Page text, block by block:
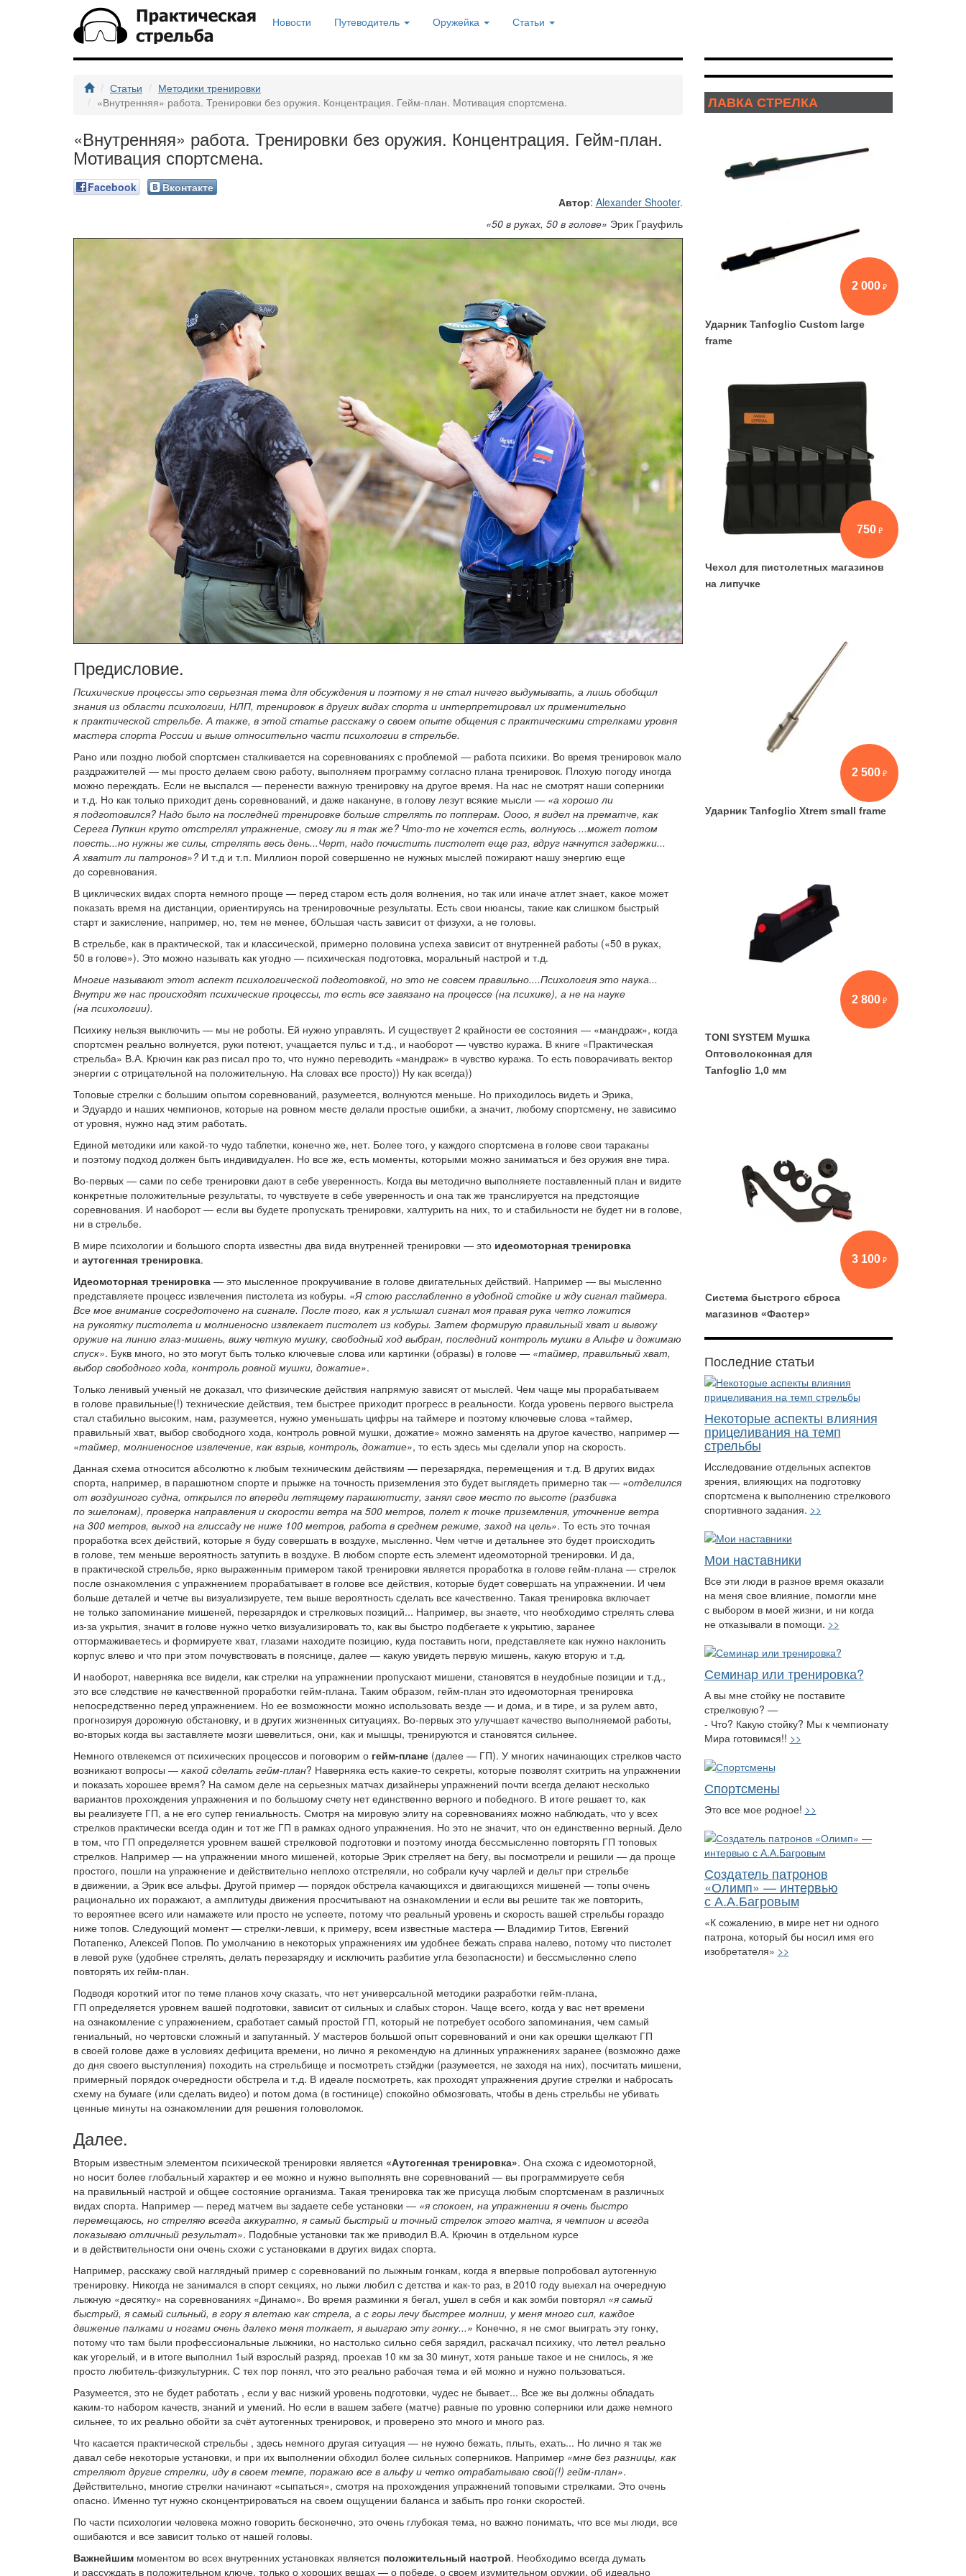
Новости Путеводитель Оружейка Статьи
Статьи
Методики тренировки
«Внутренняя» работа. Тренировки без оружия. Концентрация. Гейм-план. Мотивация спортсмена.
«Внутренняя» работа. Тренировки без оружия. Концентрация. Гейм-план.
Мотивация спортсмена.
Facebook
Вконтакте
Автор: Alexander Shooter.
«50 в руках, 50 в голове» Эрик Грауфиль
Предисловие.
Психические процессы это серьезная тема для обсуждения и поэтому я не стал ничего выдумывать, а лишь обобщил
знания из области психологии, НЛП, тренировок в других видах спорта и интерпретировал их применительно
к практической стрельбе. А также, в этой статье расскажу о своем опыте общения с практическими стрелками уровня
мастера спорта России и выше относительно части психологии в стрельбе.
Рано или поздно любой спортсмен сталкивается на соревнованиях с проблемой — работа психики. Во время тренировок мало
раздражителей — мы просто делаем свою работу, выполняем программу согласно плана тренировок. Плохую погоду иногда
можно переждать. Если не выспался — перенести важную тренировку на другое время. На нас не смотрят наши соперники
и т.д. Но как только приходит день соревнований, и даже накануне, в голову лезут всякие мысли — «а хорошо ли
я подготовился? Надо было на последней тренировке больше стрелять по попперам. Оооо, я видел на прематче, как
Серега Пупкин круто отстрелял упражнение, смогу ли я так же? Что-то не хочется есть, волнуюсь ...может потом
поесть...но нужны же силы, стрелять весь день...Черт, надо почистить пистолет еще раз, вдруг начнутся задержки...
А хватит ли патронов»? И т.д и т.п. Миллион порой совершенно не нужных мыслей пожирают нашу энергию еще
до соревнования.
В циклических видах спорта немного проще — перед старом есть доля волнения, но так или иначе атлет знает, какое может
показать время на дистанции, ориентируясь на тренировочные результаты. Есть свои нюансы, такие как слишком быстрый
старт и закисление, например, но, тем не менее, бОльшая часть зависит от физухи, а не головы.
В стрельбе, как в практической, так и классической, примерно половина успеха зависит от внутренней работы («50 в руках,
50 в голове»). Это можно называть как угодно — психическая подготовка, моральный настрой и т.д.
Многие называют этот аспект психологической подготовкой, но это не совсем правильно....Психология это наука...
Внутри же нас происходят психические процессы, то есть все завязано на процессе (на психике), а не на науке
(на психологии).
Психику нельзя выключить — мы не роботы. Ей нужно управлять. И существует 2 крайности ее состояния — «мандраж», когда
спортсмен реально волнуется, руки потеют, учащается пульс и т.д., и наоборот — чувство куража. В книге «Практическая
стрельба» В.А. Крючин как раз писал про то, что нужно переводить «мандраж» в чувство куража. То есть поворачивать вектор
энергии с отрицательной на положительную. На словах все просто)) Ну как всегда))
Топовые стрелки с большим опытом соревнований, разумеется, волнуются меньше. Но приходилось видеть и Эрика,
и Эдуардо и наших чемпионов, которые на ровном месте делали простые ошибки, а значит, любому спортсмену, не зависимо
от уровня, нужно над этим работать.
Единой методики или какой-то чудо таблетки, конечно же, нет. Более того, у каждого спортсмена в голове свои тараканы
и поэтому подход должен быть индивидуален. Но все же, есть моменты, которыми можно заниматься и без оружия вне тира.
Во-первых — сами по себе тренировки дают в себе уверенность. Когда вы методично выполняете поставленный план и видите
конкретные положительные результаты, то чувствуете в себе уверенность и она так же транслируется на предстоящие
соревнования. И наоборот — если вы будете пропускать тренировки, халтурить на них, то и стабильности не будет ни в голове,
ни в стрельбе.
В мире психологии и большого спорта известны два вида внутренней тренировки — это идеомоторная тренировка
и аутогенная тренировка.
Идеомоторная тренировка — это мысленное прокручивание в голове двигательных действий. Например — вы мысленно
представляете процесс извлечения пистолета из кобуры. «Я стою расслабленно в удобной стойке и жду сигнал таймера.
Все мое внимание сосредоточено на сигнале. После того, как я услышал сигнал моя правая рука четко ложится
на рукоятку пистолета и молниеносно извлекает пистолет из кобуры. Затем формирую правильный хват и вывожу
оружие на линию глаз-мишень, вижу четкую мушку, свободный ход выбран, последний контроль мушки в Альфе и дожимаю
спуск». Букв много, но это могут быть только ключевые слова или картинки (образы) в голове — «таймер, правильный хват,
выбор свободного хода, контроль ровной мушки, дожатие».
Только ленивый ученый не доказал, что физические действия напрямую зависят от мыслей. Чем чаще мы прорабатываем
в голове правильные(!) технические действия, тем быстрее приходит прогресс в реальности. Когда уровень первого выстрела
стал стабильно высоким, нам, разумеется, нужно уменьшать цифры на таймере и поэтому ключевые слова «таймер,
правильный хват, выбор свободного хода, контроль ровной мушки, дожатие» можно заменять на другое качество, например —
«таймер, молниеносное извлечение, как взрыв, контроль, дожатие», то есть здесь мы сделали упор на скорость.
Данная схема относится абсолютно к любым техническим действиям — перезарядка, перемещения и т.д. В других видах
спорта, например, в парашютном спорте и прыжке на точность приземления это будет выглядеть примерно так — «отделился
от воздушного судна, открылся по впереди летящему парашютисту, занял свое место по высоте (разбивка
по эшелонам), проверка направления и скорости ветра на 500 метров, полет к точке приземления, уточнение ветра
на 300 метров, выход на глиссаду не ниже 100 метров, работа в среднем режиме, заход на цель». То есть это точная
проработка всех действий, которые я буду совершать в воздухе, мысленно. Чем четче и детальнее это будет происходить
в голове, тем меньше вероятность затупить в воздухе. В любом спорте есть элемент идеомоторной тренировки. И да,
в практической стрельбе, ярко выраженным примером такой тренировки является проработка в голове гейм-плана — стрелок
после ознакомления с упражнением прорабатывает в голове все действия, которые будет совершать на упражнении. И чем
больше деталей и четче вы визуализируете, тем выше вероятность сделать все качественно. Такая тренировка включает
не только запоминание мишеней, перезарядок и стрелковых позиций... Например, вы знаете, что необходимо стрелять слева
из-за укрытия, значит в голове нужно четко визуализировать то, как вы быстро подбегаете к укрытию, заранее
оттормаживаетесь и формируете хват, глазами находите позицию, куда поставить ноги, представляете как нужно наклонить
корпус влево и что при этом почувствовать в пояснице, далее — какую увидеть первую мишень, какую вторую и т.д.
И наоборот, наверняка все видели, как стрелки на упражнении пропускают мишени, становятся в неудобные позиции и т.д.,
это все следствие не качественной проработки гейм-плана. Таким образом, гейм-план это идеомоторная тренировка
непосредственно перед упражнением. Но ее возможности можно использовать везде — и дома, и в тире, и за рулем авто,
прогнозируя дорожную обстановку, и в других жизненных ситуациях. Во-первых это улучшает качество выполняемой работы,
во-вторых когда вы заставляете мозги шевелиться, они, как и мышцы, тренируются и становятся сильнее.
Немного отвлекемся от психических процессов и поговорим о гейм-плане (далее — ГП). У многих начинающих стрелков часто
возникают вопросы — какой сделать гейм-план? Наверняка есть какие-то секреты, которые позволят схитрить на упражнении
и показать хорошее время? На самом деле на серьезных матчах дизайнеры упражнений почти всегда делают несколько
вариантов прохождения упражнения и по большому счету нет единственно верного и победного. В итоге решает то, как
вы реализуете ГП, а не его супер гениальность. Смотря на мировую элиту на соревнованиях можно наблюдать, что у всех
стрелков практически всегда один и тот же ГП в рамках одного упражнения. Но это не значит, что он единственно верный. Дело
в том, что ГП определяется уровнем вашей стрелковой подготовки и поэтому иногда бессмысленно повторять ГП топовых
стрелков. Например — на упражнении много мишеней, которые Эрик стреляет на бегу, вы посмотрели и решили — да проще
простого, пошли на упражнение и действительно неплохо отстреляли, но собрали кучу чарлей и дельт при стрельбе
в движении, а Эрик все альфы. Другой пример — порядок обстрела качающихся и двигающихся мишеней — топы очень
рационально их поражают, а амплитуды движения просчитывают на ознакомлении и если вы решите так же повторить,
то вероятнее всего или намажете или просто не успеете, потому что реальный уровень и скорость вашей стрельбы гораздо
ниже топов. Следующий момент — стрелки-левши, к примеру, всем известные мастера — Владимир Титов, Евгений
Потапенко, Алексей Попов. По умолчанию в некоторых упражнениях им удобнее бежать справа налево, потому что пистолет
в левой руке (удобнее стрелять, делать перезарядку и исключить разбитие угла безопасности) и бессмысленно слепо
повторять их гейм-план.
Подводя короткий итог по теме планов хочу сказать, что нет универсальной методики разработки гейм-плана,
ГП определяется уровнем вашей подготовки, зависит от сильных и слабых сторон. Чаще всего, когда у вас нет времени
на ознакомление с упражнением, сработает самый простой ГП, который не потребует особого запоминания, чем самый
гениальный, но чертовски сложный и запутанный. У мастеров большой опыт соревнований и они как орешки щелкают ГП
в своей голове даже в условиях дефицита времени, но лично я рекомендую на длинных упражнениях заранее (возможно даже
до дня своего выступления) походить на стрельбище и посмотреть стэйджи (разумеется, не заходя на них), посчитать мишени,
примерный порядок очередности обстрела и т.д. В идеале посмотреть, как проходят упражнения другие стрелки и набросать
схему на бумаге (или сделать видео) и потом дома (в гостинице) спокойно обмозговать, чтобы в день стрельбы не убивать
ценные минуты на ознакомлении для решения головоломок.
Далее.
Вторым известным элементом психической тренировки является «Аутогенная тренировка». Она схожа с идеомоторной,
но носит более глобальный характер и ее можно и нужно выполнять вне соревнований — вы программируете себя
на правильный настрой и общее состояние организма. Такая тренировка так же присуща любым спортсменам в различных
видах спорта. Например — перед матчем вы задаете себе установки — «я спокоен, на упражнении я очень быстро
перемещаюсь, но стреляю всегда аккуратно, я самый быстрый и точный стрелок этого матча, я чемпион и всегда
показываю отличный результат». Подобные установки так же приводил В.А. Крючин в отдельном курсе
и в действительности они очень схожи с установками в других видах спорта.
Например, расскажу свой наглядный пример с соревнований по лыжным гонкам, когда я впервые попробовал аутогенную
тренировку. Никогда не занимался в спорт секциях, но лыжи любил с детства и как-то раз, в 2010 году выехал на очередную
лыжную «десятку» на соревнованиях «Динамо». Во время разминки я бегал, ушел в себя и как зомби повторял «я самый
быстрый, я самый сильный, в гору я влетаю как стрела, а с горы лечу быстрее молнии, у меня много сил, каждое
движение палками и ногами очень далеко меня толкает, я выиграю эту гонку...» Конечно, я не смог выиграть эту гонку,
потому что там были профессиональные лыжники, но настолько сильно себя зарядил, раскачал психику, что летел реально
как угорелый, и в итоге выполнил 1ый взрослый разряд, проехав 10 км за 30 минут, хотя раньше такое и не снилось, я же
просто любитель-физкультурник. С тех пор понял, что это реально рабочая тема и ей можно и нужно пользоваться.
Разумеется, это не будет работать , если у вас низкий уровень подготовки, чудес не бывает... Все же вы должны обладать
каким-то набором качеств, знаний и умений. Но если в вашем забеге (матче) равные по уровню соперники или даже немного
сильнее, то их реально обойти за счёт аутогенных тренировок, и проверено это много и много раз.
Что касается практической стрельбы , здесь немного другая ситуация — не нужно бежать, плыть, ехать... Но лично я так же
давал себе некоторые установки, и при их выполнении обходил более сильных соперников. Например «мне без разницы, как
стреляют другие стрелки, иду в своем темпе, поражаю все в альфу и четко отрабатываю свой(!) гейм-план».
Действительно, многие стрелки начинают «сыпаться», смотря на прохождения упражнений топовыми стрелками. Это очень
опасно. Именно тут нужно сконцентрироваться на своем ощущении баланса и забыть про гонки скоростей.
По части психологии человека можно говорить бесконечно, это очень глубокая тема, но важно понимать, что все мы люди, все
ошибаются и все зависит только от нашей головы.
Важнейшим моментом во всех внутренних установках является положительный настрой. Необходимо всегда думать
и рассуждать в положительном ключе, только о хороших вещах — о победе, о своем изумительном оружии, об идеально
ЛАВКА СТРЕЛКА
2 000
Ударник Tanfoglio Custom large
frame
750
Чехол для пистолетных магазинов
на липучке
2 500
Ударник Tanfoglio Xtrem small frame
2 800
TONI SYSTEM Мушка
Оптоволоконная для
Tanfoglio 1,0 мм
3 100
Система быстрого сброса
магазинов «Фастер»
Последние статьи
Некоторые аспекты влияния
прицеливания на темп
стрельбы
Исследование отдельных аспектов
зрения, влияющих на подготовку
спортсмена к выполнению стрелкового
спортивного задания. >>
Мои наставники
Все эти люди в разное время оказали
на меня свое влияние, помогли мне
с выбором в моей жизни, и ни когда
не отказывали в помощи. >>
Семинар или тренировка?
А вы мне стойку не поставите
стрелковую? —
- Что? Какую стойку? Мы к чемпионату
Мира готовимся!! >>
Спортсмены
Это все мое родное! >>
Создатель патронов
«Олимп» — интервью
с А.А.Багровым
«К сожалению, в мире нет ни одного
патрона, который бы носил имя его
изобретателя» >>